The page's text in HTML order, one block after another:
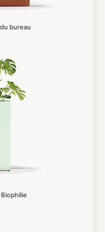
bureau
Biophilie